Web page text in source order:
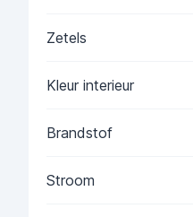
Zetels
Kleur interieur
Brandstof
Stroom